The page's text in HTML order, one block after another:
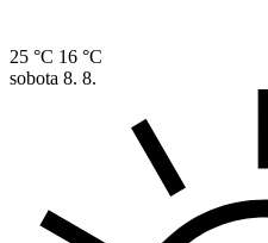
25 °C 16 °C
sobota 8. 8.